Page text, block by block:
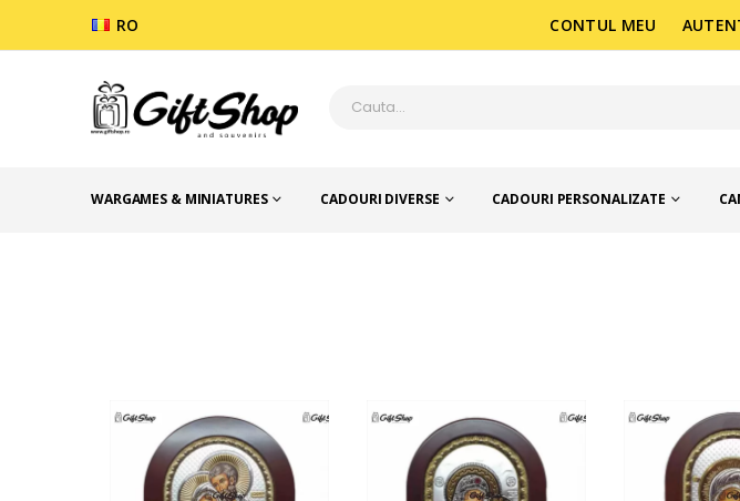
RO CONTUL MEU
WARGAMES & MINIATURES CADOURI DIVERSE CADOURI PERSONALIZATE